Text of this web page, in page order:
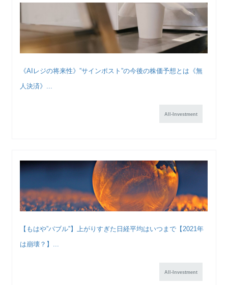
《AIレジの将来性》”サインポスト”の今後の株価予想とは《無
人決済》...
All-Investment
【もはや”バブル”】上がりすぎた日経平均はいつまで【2021年
は崩壊？】...
All-Investment